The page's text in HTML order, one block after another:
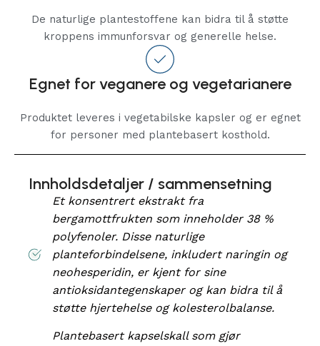
De naturlige plantestoffene kan bidra til å støtte
kroppens immunforsvar og generelle helse.
Egnet for veganere og vegetarianere
Produktet leveres i vegetabilske kapsler og er egnet
for personer med plantebasert kosthold.
Innholdsdetaljer / sammensetning
Et konsentrert ekstrakt fra
bergamottfrukten som inneholder 38 %
polyfenoler. Disse naturlige
planteforbindelsene, inkludert naringin og
neohesperidin, er kjent for sine
antioksidantegenskaper og kan bidra til å
støtte hjertehelse og kolesterolbalanse.
Plantebasert kapselskall som gjør